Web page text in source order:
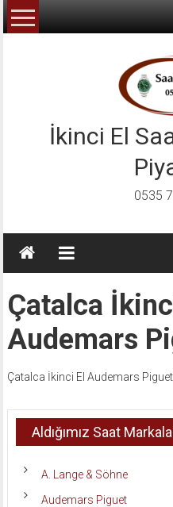
İçeriğe
geç
İkinci El
0535
Çatalca
Audemars
Çatalca İkinci El Audemars
Aldığımız Saat
A. Lange & Söhne
Audemars Piguet